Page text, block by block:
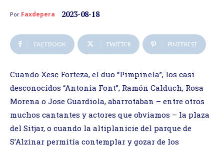
Por Faxdepera 2023-08-18
FACEBOOK TWITTER PINTEREST
Cuando Xesc Forteza, el duo “Pimpinela”, los casi
desconocidos “Antonia Font”, Ramón Calduch, Rosa
Morena o Jose Guardiola, abarrotaban – entre otros
muchos cantantes y actores que obviamos – la plaza
del Sitjar, o cuando la altiplanicie del parque de
S’Alzinar permitía contemplar y gozar de los